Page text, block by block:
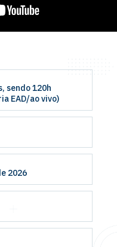
sendo 120h
EAD/ao vivo)
2026